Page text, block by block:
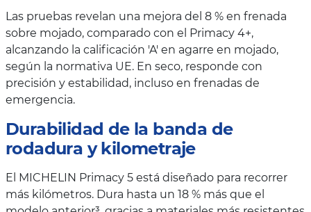
Las pruebas revelan una mejora del 8 % en frenada
sobre mojado, comparado con el Primacy 4+,
alcanzando la calificación 'A' en agarre en mojado,
según la normativa UE. En seco, responde con
precisión y estabilidad, incluso en frenadas de
emergencia.
Durabilidad de la banda de
rodadura y kilometraje
El MICHELIN Primacy 5 está diseñado para recorrer
más kilómetros. Dura hasta un 18 % más que el